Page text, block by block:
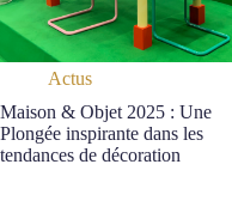
Actus
Maison & Objet 2025 : Une
Plongée inspirante dans les
tendances de décoration